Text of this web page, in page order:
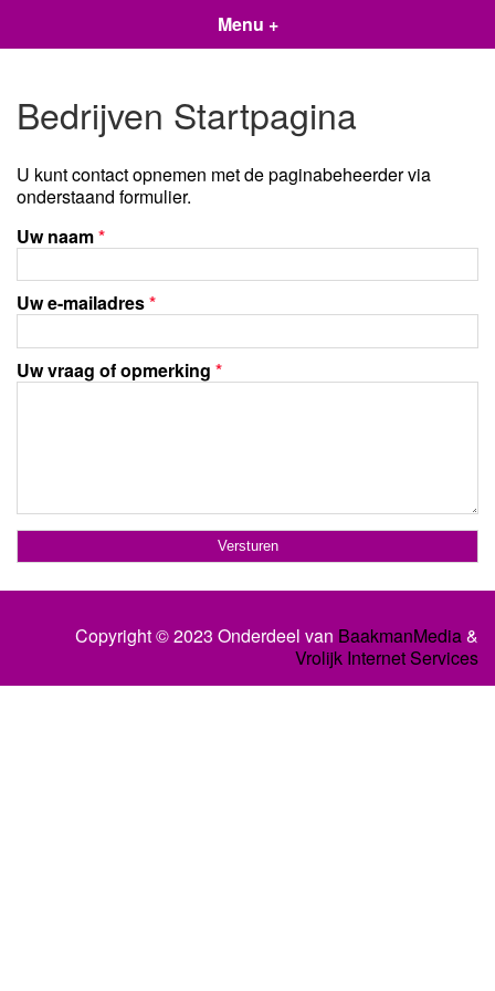
Menu +
Bedrijven Startpagina
U kunt contact opnemen met de paginabeheerder via
onderstaand formulier.
Uw naam*
Uw e-mailadres*
Uw vraag of opmerking *
Copyright © 2023 Onderdeel van BaakmanMedia&
Vrolijk Internet Services